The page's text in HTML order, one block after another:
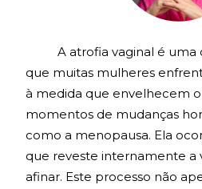
GUIA DA
GUIA DA
MÍDIA
A atrofia vaginal é uma
que muitas mulheres
à medida que envelhecem
momentos de mudanças
como a menopausa. Ela
que reveste internamente a
afinar. Este processo não